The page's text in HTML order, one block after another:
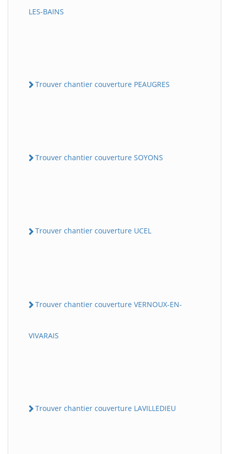
LES-BAINS
Trouver chantier couverture PEAUGRES
Trouver chantier couverture SOYONS
Trouver chantier couverture UCEL
Trouver chantier couverture VERNOUX-EN-
VIVARAIS
Trouver chantier couverture LAVILLEDIEU